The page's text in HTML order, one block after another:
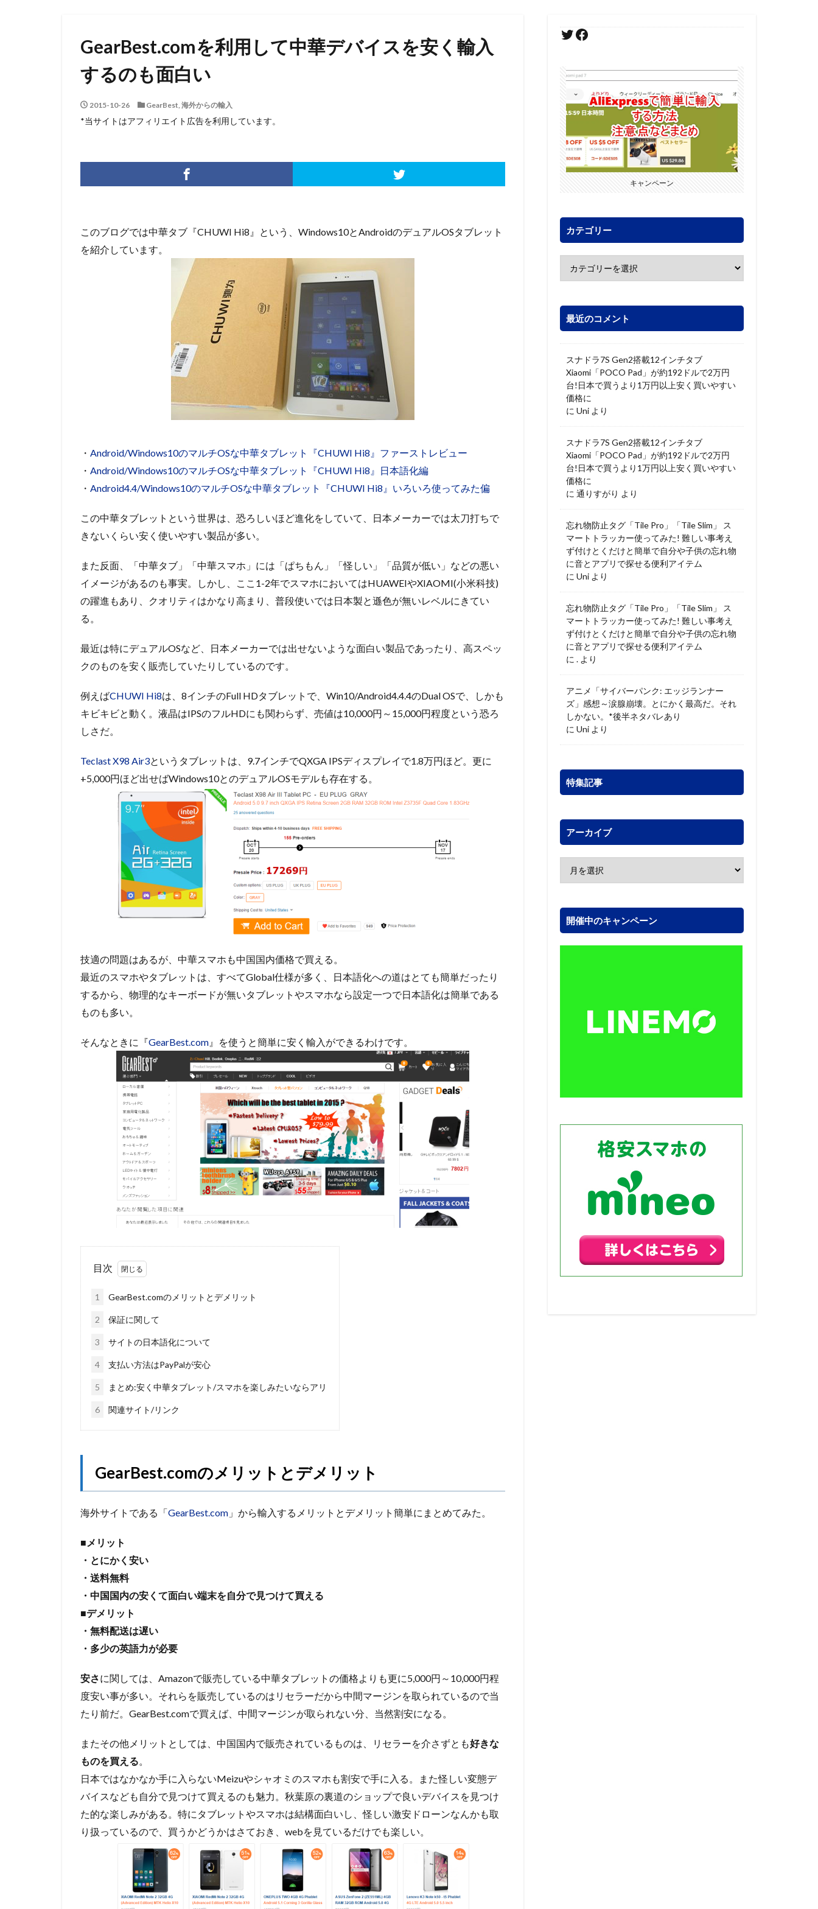
GearBest.comを利用して中華デバイスを安く輸入
するのも面白い
2015-10-26 GearBest, 海外からの輸入
*当サイトはアフィリエイト広告を利用しています。
このブログでは中華タブ『CHUWI Hi8』という、Windows10とAndroidのデュアルOSタブレット
を紹介しています。
・ Android/Windows10のマルチOSな中華タブレット『CHUWI Hi8』ファーストレビュー
・ Android/Windows10のマルチOSな中華タブレット『CHUWI Hi8』日本語化編
・ Android4.4/Windows10のマルチOSな中華タブレット『CHUWI Hi8』いろいろ使ってみた偏
この中華タブレットという世界は、恐ろしいほど進化をしていて、日本メーカーでは太刀打ちで
きないくらい安く使いやすい製品が多い。
また反面、「中華タブ」「中華スマホ」には「ぱちもん」「怪しい」「品質が低い」などの悪い
イメージがあるのも事実。しかし、ここ1-2年でスマホにおいてはHUAWEIやXIAOMI(小米科技)
の躍進もあり、クオリティはかなり高まり、普段使いでは日本製と遜色が無いレベルにきてい
る。
最近は特にデュアルOSなど、日本メーカーでは出せないような面白い製品であったり、高スペッ
クのものを安く販売していたりしているのです。
例えばCHUWI Hi8は、8インチのFull HDタブレットで、Win10/Android4.4.4のDual OSで、しかも
キビキビと動く。液晶はIPSのフルHDにも関わらず、売値は10,000円～15,000円程度という恐ろ
しさだ。
Teclast X98 Air3というタブレットは、9.7インチでQXGA IPSディスプレイで1.8万円ほど。更に
+5,000円ほど出せばWindows10とのデュアルOSモデルも存在する。
技適の問題はあるが、中華スマホも中国国内価格で買える。
最近のスマホやタブレットは、すべてGlobal仕様が多く、日本語化への道はとても簡単だったり
するから、物理的なキーボードが無いタブレットやスマホなら設定一つで日本語化は簡単である
ものも多い。
そんなときに『GearBest.com 』を使うと簡単に安く輸入ができるわけです。
目次
1 GearBest.comのメリットとデメリット
2 保証に関して
3 サイトの日本語化について
4 支払い方法はPayPalが安心
5 まとめ:安く中華タブレット/スマホを楽しみたいならアリ
6 関連サイト/リンク
GearBest.comのメリットとデメリット
海外サイトである「GearBest.com 」から輸入するメリットとデメリット簡単にまとめてみた。
■メリット
・とにかく安い
・送料無料
・中国国内の安くて面白い端末を自分で見つけて買える
■デメリット
・無料配送は遅い
・多少の英語力が必要
安さに関しては、Amazonで販売している中華タブレットの価格よりも更に5,000円～10,000円程
度安い事が多い。それらを販売しているのはリセラーだから中間マージンを取られているので当
たり前だ。GearBest.comで買えば、中間マージンが取られない分、当然割安になる。
またその他メリットとしては、中国国内で販売されているものは、リセラーを介さずとも好きな
ものを買える。
日本ではなかなか手に入らないMeizuやシャオミのスマホも割安で手に入る。また怪しい変態デ
バイスなども自分で見つけて買えるのも魅力。秋葉原の裏道のショップで良いデバイスを見つけ
た的な楽しみがある。特にタブレットやスマホは結構面白いし、怪しい激安ドローンなんかも取
り扱っているので、買うかどうかはさておき、webを見ているだけでも楽しい。
キャンペーン
カテゴリー
最近のコメント
スナドラ7S Gen2搭載12インチタブ
Xiaomi「POCO Pad」が約192ドルで2万円
台!日本で買うより1万円以上安く買いやすい
価格に
に Uni より
スナドラ7S Gen2搭載12インチタブ
Xiaomi「POCO Pad」が約192ドルで2万円
台!日本で買うより1万円以上安く買いやすい
価格に
に 通りすがり より
忘れ物防止タグ「Tile Pro」「Tile Slim」 ス
マートトラッカー使ってみた! 難しい事考え
ず付けとくだけと簡単で自分や子供の忘れ物
に音とアプリで探せる便利アイテム
に Uni より
忘れ物防止タグ「Tile Pro」「Tile Slim」 ス
マートトラッカー使ってみた! 難しい事考え
ず付けとくだけと簡単で自分や子供の忘れ物
に音とアプリで探せる便利アイテム
に . より
アニメ「サイバーパンク: エッジランナー
ズ」感想～涙腺崩壊。とにかく最高だ。それ
しかない。*後半ネタバレあり
に Uni より
特集記事
アーカイブ
開催中のキャンペーン